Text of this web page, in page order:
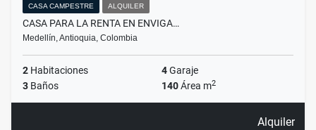
CASA CAMPESTRE ALQUILER
CASA PARA LA RENTA EN ENVIGA…
Medellín, Antioquia, Colombia
2 Habitaciones 4Garaje
3 Baños 140Área m2
Alquiler